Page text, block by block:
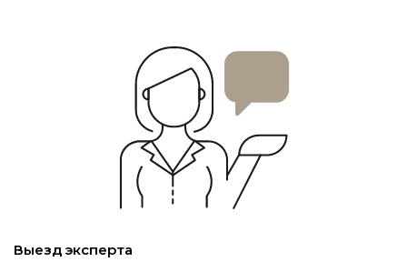
Выезд эксперта